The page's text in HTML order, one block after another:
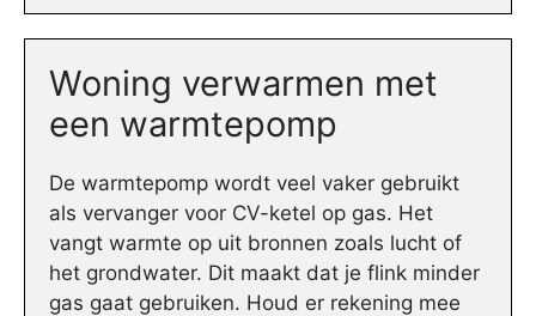
Woning verwarmen met
een warmtepomp
De warmtepomp wordt veel vaker gebruikt
als vervanger voor CV-ketel op gas. Het
vangt warmte op uit bronnen zoals lucht of
het grondwater. Dit maakt dat je flink minder
gas gaat gebruiken. Houd er rekening mee